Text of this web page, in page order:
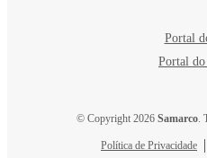
Portal
Portal
© Copyright 2026 Samarco.
Política de Privacidade